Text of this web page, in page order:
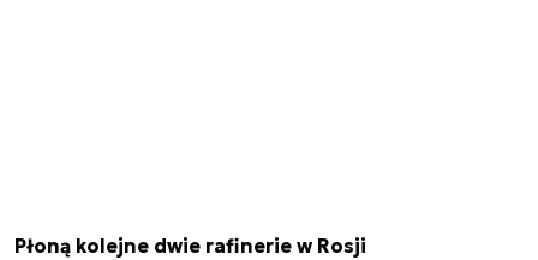
Płoną kolejne dwie rafinerie w Rosji